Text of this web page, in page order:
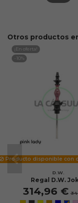
Otros productos
¡En oferta!
-10%
Producto disponible con
D.W.
Regal D.W.
314,96 €